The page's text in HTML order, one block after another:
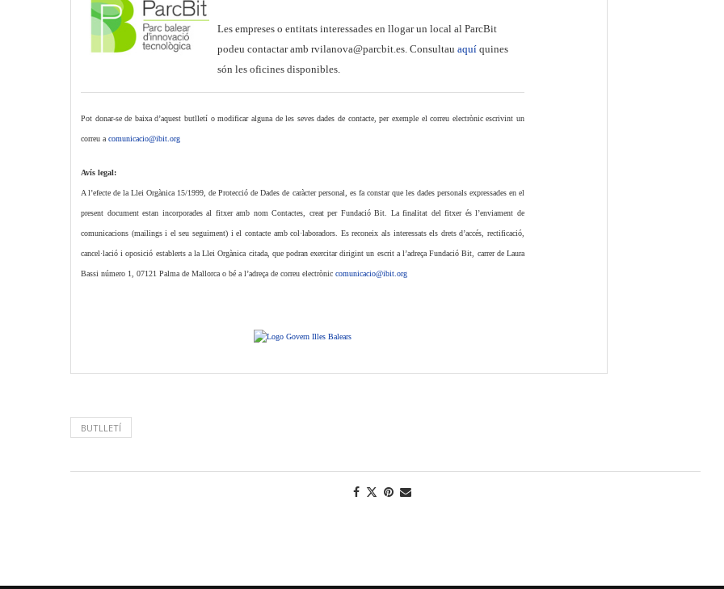
Les empreses o entitats interessades en llogar un local al ParcBit
podeu contactar amb rvilanova@parcbit.es. Consultau aquí quines
són les oficines disponibles.
Pot donar-se de baixa d’aquest butlletí o modificar alguna de les seves dades de contacte, per exemple el correu electrònic escrivint un
correu a comunicacio@ibit.org
Avís legal:
A l’efecte de la Llei Orgànica 15/1999, de Protecció de Dades de caràcter personal, es fa constar que les dades personals expressades en el
present document estan incorporades al fitxer amb nom Contactes, creat per Fundació Bit. La finalitat del fitxer és l’enviament de
comunicacions (mailings i el seu seguiment) i el contacte amb col·laboradors. Es reconeix als interessats els drets d’accés, rectificació,
cancel·lació i oposició establerts a la Llei Orgànica citada, que podran exercitar dirigint un escrit a l’adreça Fundació Bit, carrer de Laura
Bassi número 1, 07121 Palma de Mallorca o bé a l’adreça de correu electrònic comunicacio@ibit.org
BUTLLETÍ